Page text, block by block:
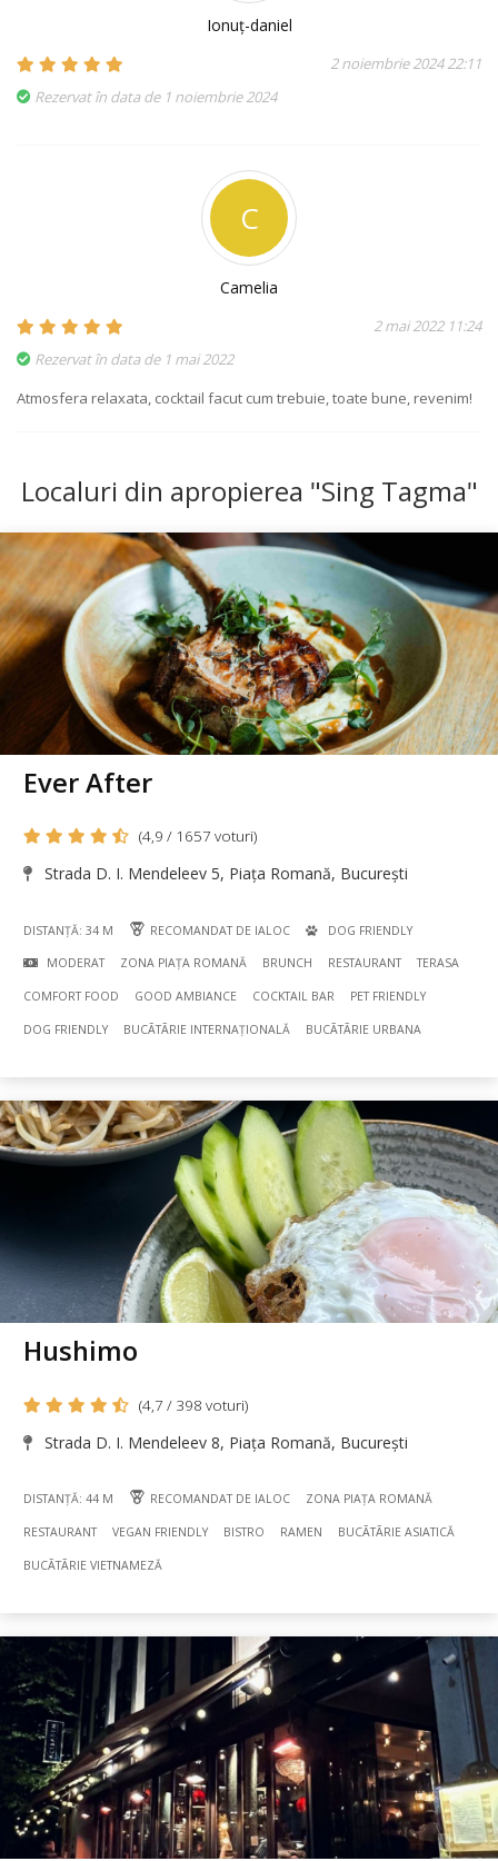
Ionuț-daniel
2 noiembrie 2024 22:11
Rezervat în data de 1 noiembrie 2024
C
Camelia
2 mai 2022 11:24
Rezervat în data de 1 mai 2022
Atmosfera relaxata, cocktail facut cum trebuie, toate bune, revenim!
Localuri din apropierea "Sing Tagma"
Ever After
(4,9 / 1657 voturi)
Strada D. I. Mendeleev 5, Piața Romană, București
DISTANȚĂ: 34 M RECOMANDAT DE IALOC DOG FRIENDLY
MODERAT ZONA PIAȚA ROMANĂ BRUNCH RESTAURANT TERASA
COMFORT FOOD GOOD AMBIANCE COCKTAIL BAR PET FRIENDLY
DOG FRIENDLY BUCÃTÃRIE INTERNAȚIONALĂ BUCÃTÃRIE URBANA
Hushimo
(4,7 / 398 voturi)
Strada D. I. Mendeleev 8, Piața Romană, București
DISTANȚĂ: 44 M RECOMANDAT DE IALOC ZONA PIAȚA ROMANĂ
RESTAURANT VEGAN FRIENDLY BISTRO RAMEN BUCÃTÃRIE ASIATICĂ
BUCÃTÃRIE VIETNAMEZĂ